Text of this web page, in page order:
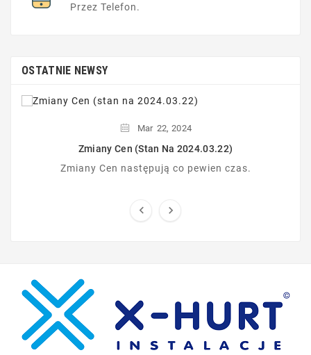
Przez Telefon.
OSTATNIE NEWSY
Mar 22, 2024
Zmiany Cen (stan Na 2024.03.22)
Zmiany Cen następują co pewien czas.
 